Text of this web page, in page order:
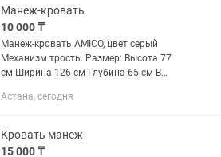
Манеж-кровать
10 000 ₸
Манеж-кровать AMICO, цвет серый
Механизм трость. Размер: Высота 77
см Ширина 126 см Глубина 65 см В
отдельно, чтобы ребенку было
Астана, сегодня
Кровать манеж
15 000 ₸